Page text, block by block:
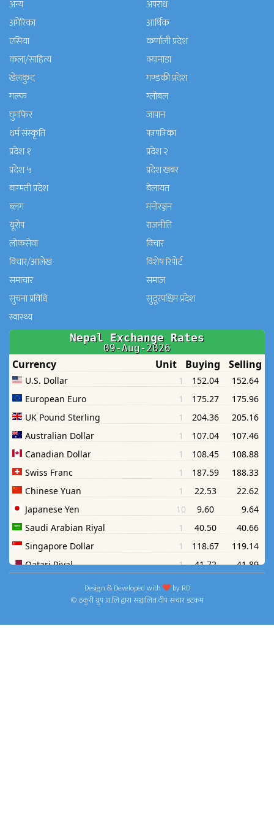
अन्य
अपराध
अमेरिका
आर्थिक
एसिया
कर्णाली प्रदेश
कला/साहित्य
क्यानाडा
खेलकुद
गण्डकी प्रदेश
गल्फ
ग्लोबल
घुमफिर
जापान
धर्म संस्कृति
पत्रपत्रिका
प्रदेश १
प्रदेश २
प्रदेश ५
प्रदेश खबर
बाग्मती प्रदेश
बेलायत
ब्लग
मनाेरञ्जन
यूरोप
राजनीति
लोकसेवा
विचार
विचार/आलेख
विशेष रिपोर्ट
समाचार
समाज
सुचना प्रविधि
सुदूरपश्चिम प्रदेश
स्वास्थ्य
Design & Developed with byRD
© ठकुरी ग्रुप प्रा.लि द्वारा सञ्चालित दीप संचार डटकम